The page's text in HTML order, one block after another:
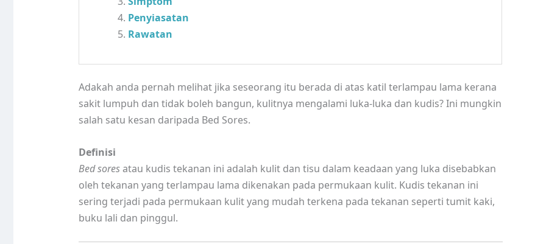
Penyiasatan
Rawatan
Adakah anda pernah melihat jika seseorang itu berada di atas katil terlampau lama kerana
sakit lumpuh dan tidak boleh bangun, kulitnya mengalami luka-luka dan kudis? Ini mungkin
salah satu kesan daripada Bed Sores.
Definisi
Bed soresatau kudis tekanan ini adalah kulit dan tisu dalam keadaan yang luka disebabkan
oleh tekanan yang terlampau lama dikenakan pada permukaan kulit. Kudis tekanan ini
sering terjadi pada permukaan kulit yang mudah terkena pada tekanan seperti tumit kaki,
buku lali dan pinggul.